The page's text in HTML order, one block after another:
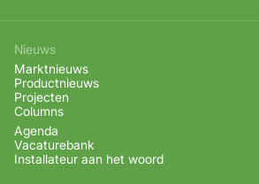
Nieuws
Marktnieuws
Productnieuws
Projecten
Columns
Agenda
Vacaturebank
Installateur aan het woord